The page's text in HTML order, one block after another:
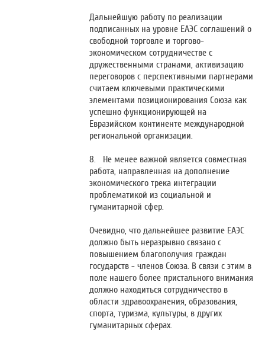
Дальнейшую работу по реализации
подписанных на уровне ЕАЭС соглашений о
свободной торговле и торгово-
экономическом сотрудничестве с
дружественными странами, активизацию
переговоров с перспективными партнерами
считаем ключевыми практическими
элементами позиционирования Союза как
успешно функционирующей на
Евразийском континенте международной
региональной организации.
8. Не менее важной является совместная
работа, направленная на дополнение
экономического трека интеграции
проблематикой из социальной и
гуманитарной сфер.
Очевидно, что дальнейшее развитие ЕАЭС
должно быть неразрывно связано с
повышением благополучия граждан
государств - членов Союза. В связи с этим в
поле нашего более пристального внимания
должно находиться сотрудничество в
области здравоохранения, образования,
спорта, туризма, культуры, в других
гуманитарных сферах.